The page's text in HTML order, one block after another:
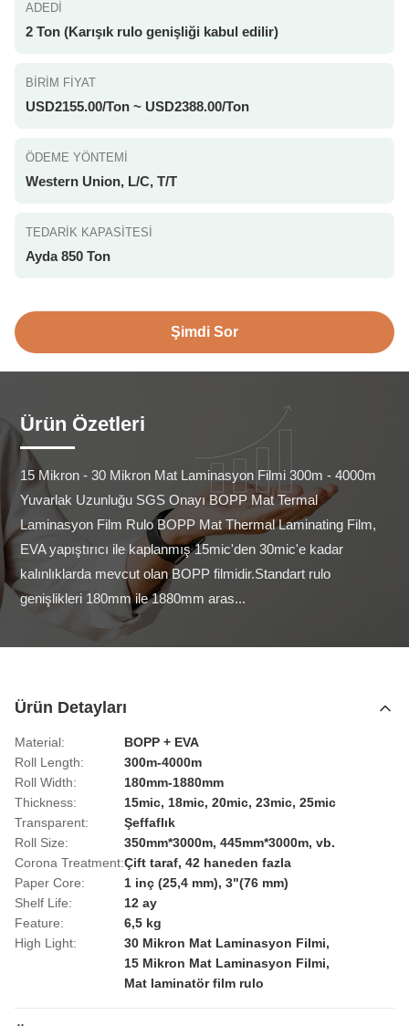
ADEDI
2 Ton (Karışık rulo genişliği kabul edilir)
BIRIM FIYAT
USD2155.00/Ton ~ USD2388.00/Ton
ÖDEME YÖNTEMI
Western Union, L/C, T/T
TEDARIK KAPASITESI
Ayda 850 Ton
Şimdi Sor
Ürün Özetleri
15 Mikron - 30 Mikron Mat Laminasyon Filmi 300m - 4000m
Yuvarlak Uzunluğu SGS Onayı BOPP Mat Termal
Laminasyon Film Rulo BOPP Mat Thermal Laminating Film,
EVA yapıştırıcı ile kaplanmış 15mic'den 30mic'e kadar
kalınlıklarda mevcut olan BOPP filmidir.Standart rulo
genişlikleri 180mm ile 1880mm aras...
Ürün Detayları
Material:
BOPP + EVA
Roll Length:
300m-4000m
Roll Width:
180mm-1880mm
Thickness:
15mic, 18mic, 20mic, 23mic, 25mic
Transparent:
Şeffaflık
Roll Size:
350mm*3000m, 445mm*3000m, vb.
Corona Treatment:Çift taraf, 42 haneden fazla
Paper Core:
1 inç (25,4 mm), 3"(76 mm)
Shelf Life:
12 ay
Feature:
6,5 kg
High Light:
30 Mikron Mat Laminasyon Filmi,
15 Mikron Mat Laminasyon Filmi,
Mat laminatör film rulo